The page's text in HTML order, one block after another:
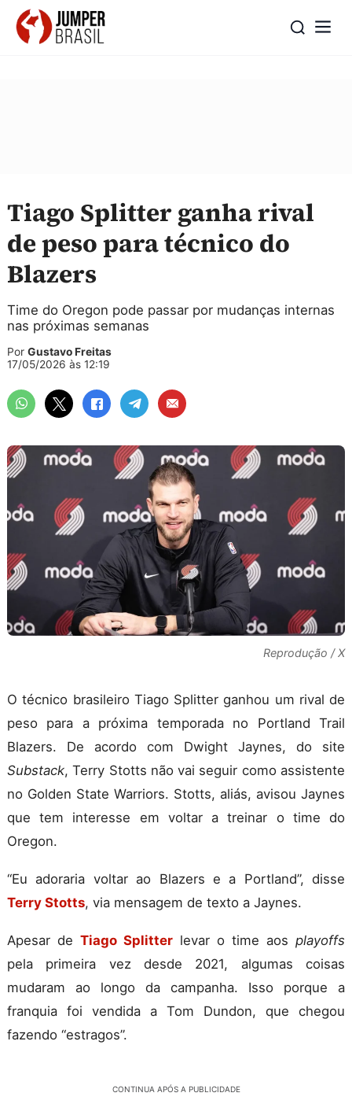
Tiago Splitter ganha rival
de peso para técnico do
Blazers
Time do Oregon pode passar por mudanças internas
nas próximas semanas
Por Gustavo Freitas
17/05/2026 às 12:19
Reprodução / X
O técnico brasileiro Tiago Splitter ganhou um rival de
peso para a próxima temporada no Portland Trail
Blazers. De acordo com Dwight Jaynes, do site
Substack, Terry Stotts não vai seguir como assistente
no Golden State Warriors. Stotts, aliás, avisou Jaynes
que tem interesse em voltar a treinar o time do
Oregon.
“Eu adoraria voltar ao Blazers e a Portland”, disse
Terry Stotts, via mensagem de texto a Jaynes.
Apesar de Tiago Splitter levar o time aos playoffs
pela primeira vez desde 2021, algumas coisas
mudaram ao longo da campanha. Isso porque a
franquia foi vendida a Tom Dundon, que chegou
fazendo “estragos”.
CONTINUA APÓS A PUBLICIDADE